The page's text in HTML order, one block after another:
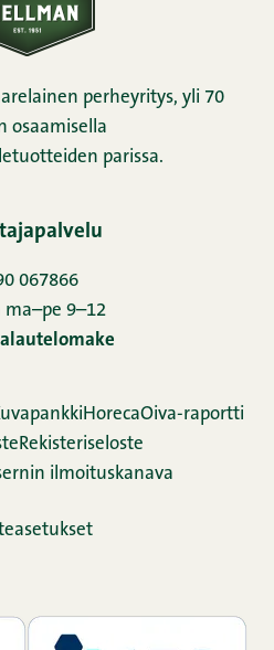
perheyritys, yli 70
osaamisella
parissa.
067866
ma–pe 9–12
HorecaOiva-raportti
Rekisteriseloste
ilmoituskanava